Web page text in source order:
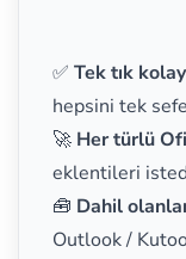
✅ Tek tık
hepsini tek
🚀 Her türlü
eklentileri
🧰 Dahil
Outlook /